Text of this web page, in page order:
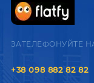
ЗАТЕЛЕФОНУЙТЕ
+38 098 882 82 82